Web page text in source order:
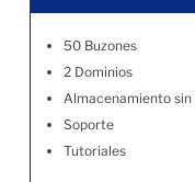
50 Buzones
2 Dominios
Almacenamiento sin
Soporte
Tutoriales